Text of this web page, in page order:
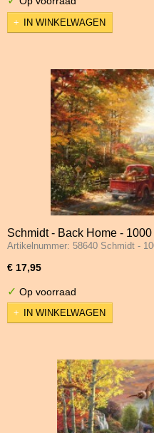
IN WINKELWAGEN
Schmidt - Back Home -
Artikelnummer: 58640 Schmidt -
€ 17,95
✓ Op voorraad
IN WINKELWAGEN